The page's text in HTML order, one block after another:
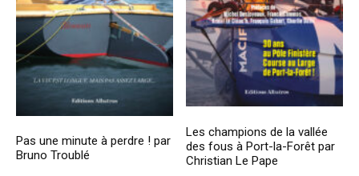
Pas une minute à perdre ! par
Bruno Troublé
Les champions de la vallée
des fous à Port-la-Forêt par
Christian Le Pape